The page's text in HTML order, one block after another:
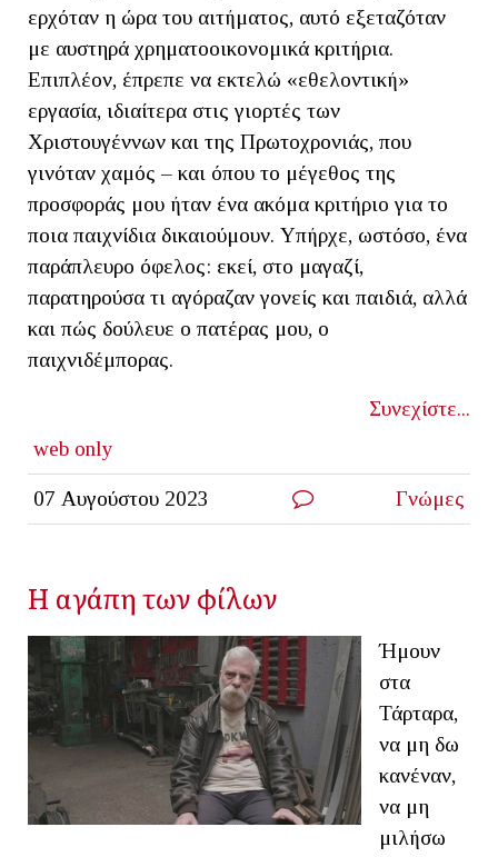
ερχόταν η ώρα του αιτήματος, αυτό εξεταζόταν
με αυστηρά χρηματοοικονομικά κριτήρια.
Επιπλέον, έπρεπε να εκτελώ «εθελοντική»
εργασία, ιδιαίτερα στις γιορτές των
Χριστουγέννων και της Πρωτοχρονιάς, που
γινόταν χαμός – και όπου το μέγεθος της
προσφοράς μου ήταν ένα ακόμα κριτήριο για το
ποια παιχνίδια δικαιούμουν. Υπήρχε, ωστόσο, ένα
παράπλευρο όφελος: εκεί, στο μαγαζί,
παρατηρούσα τι αγόραζαν γονείς και παιδιά, αλλά
και πώς δούλευε ο πατέρας μου, ο
παιχνιδέμπορας.
Συνεχίστε...
web only
07 Αυγούστου 2023 Γνώμες
Η αγάπη των φίλων
Ήμουν
στα
Τάρταρα,
να μη δω
κανέναν,
να μη
μιλήσω